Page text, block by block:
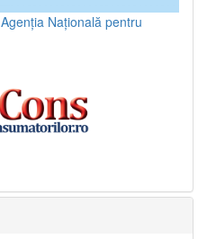
Agenția Națională pentru